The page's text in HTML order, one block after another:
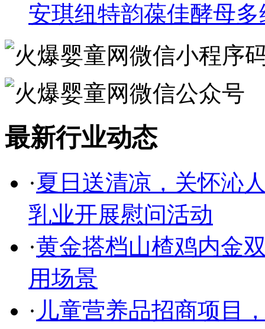
安琪纽特韵葆佳酵母
最新行业动态
·夏日送清凉，关怀沁
乳业开展慰问活动
·黄金搭档山楂鸡内金
用场景
· 儿童营养品招商项目